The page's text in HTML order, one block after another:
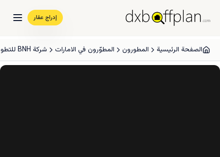
إدراج عقار
الصفحة الرئيسية المطورون المطوّرون في الامارات شركة BNH للتطوير العقاري